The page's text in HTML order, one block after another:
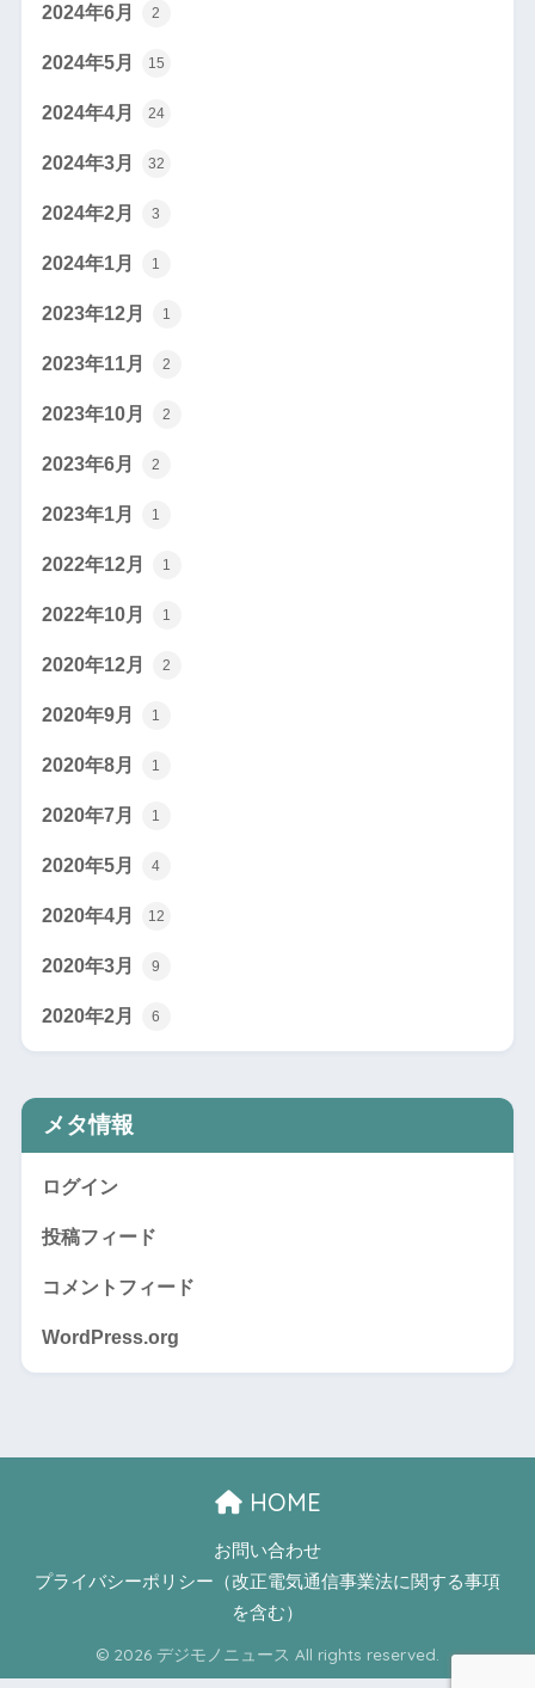
2024年6月 2
2024年5月 15
2024年4月 24
2024年3月 32
2024年2月 3
2024年1月 1
2023年12月 1
2023年11月 2
2023年10月 2
2023年6月 2
2023年1月 1
2022年12月 1
2022年10月 1
2020年12月 2
2020年9月 1
2020年8月 1
2020年7月 1
2020年5月 4
2020年4月 12
2020年3月 9
2020年2月 6
メタ情報
ログイン
投稿フィード
コメントフィード
WordPress.org
HOME
お問い合わせ
プライバシーポリシー（改正電気通信事業法に関する事項
を含む）
© 2026 デジモノニュース All rights reserved.